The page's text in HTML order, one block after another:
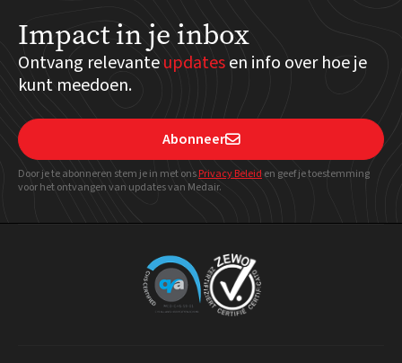
Impact in je inbox
Ontvang relevanteupdatesen info over hoe je
kunt meedoen.
Abonneer
Door je te abonneren stem je in met onsPrivacy Beleid en geefje toestemming
voor het ontvangen van updates van Medair.